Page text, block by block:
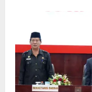
Mura
Puasa
Bersama
Pemda
Masyarakat